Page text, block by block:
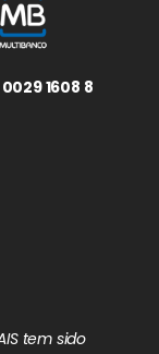
1608 8
tem sido